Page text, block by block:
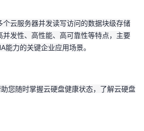
云服务器并发读写访问的数据块级存储
发性、高性能、高可靠性等特点，主要
能力的关键企业应用场景。
您随时掌握云硬盘健康状态，了解云硬盘